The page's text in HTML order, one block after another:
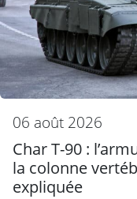
06 août 2026
Char T-90 :
la colonne
expliquée